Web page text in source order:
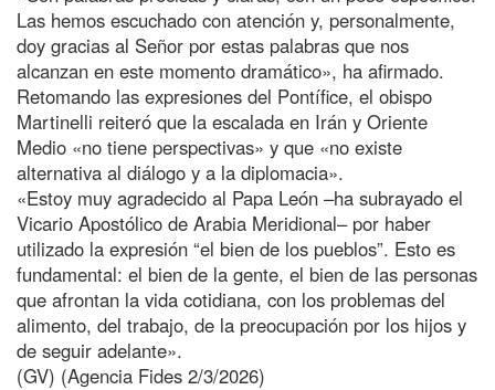
Las hemos escuchado con atención y, personalmente,
doy gracias al Señor por estas palabras que nos
alcanzan en este momento dramático», ha afirmado.
Retomando las expresiones del Pontífice, el obispo
Martinelli reiteró que la escalada en Irán y Oriente
Medio «no tiene perspectivas» y que «no existe
alternativa al diálogo y a la diplomacia».
«Estoy muy agradecido al Papa León –ha subrayado el
Vicario Apostólico de Arabia Meridional– por haber
utilizado la expresión “el bien de los pueblos”. Esto es
fundamental: el bien de la gente, el bien de las personas
que afrontan la vida cotidiana, con los problemas del
alimento, del trabajo, de la preocupación por los hijos y
de seguir adelante».
(GV) (Agencia Fides 2/3/2026)